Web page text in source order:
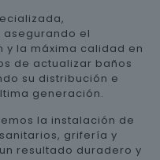
el
la máxima calidad en
de actualizar baños
su distribución e
generación.
la instalación de
grifería y
resultado duradero y